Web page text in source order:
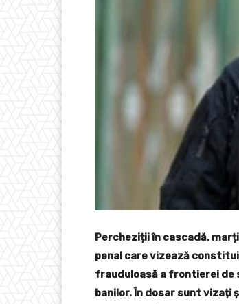
Percheziții în cascadă,
penal care vizează
frauduloasă a frontierei de
banilor. În dosar sunt vizați